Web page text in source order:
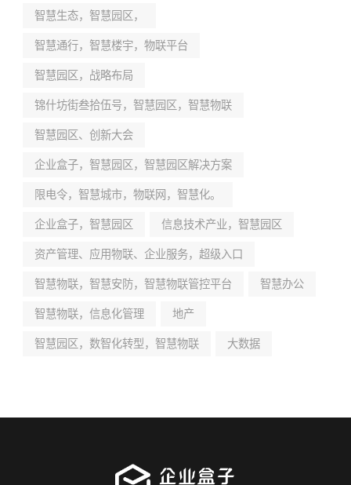
智慧生态，智慧园区，
智慧通行，智慧楼宇，物联平台
智慧园区，战略布局
锦什坊街叁拾伍号，智慧园区，智慧物联
智慧园区、创新大会
企业盒子，智慧园区，智慧园区解决方案
限电令，智慧城市，物联网，智慧化。
企业盒子，智慧园区 信息技术产业，智慧园区
资产管理、应用物联、企业服务，超级入口
智慧物联，智慧安防，智慧物联管控平台 智慧办公
智慧物联，信息化管理 地产
智慧园区，数智化转型，智慧物联 大数据